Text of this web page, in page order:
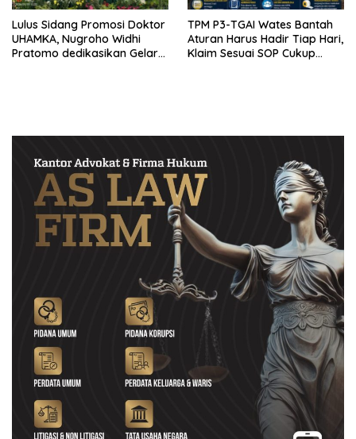
Lulus Sidang Promosi Doktor
UHAMKA, Nugroho Widhi
Pratomo dedikasikan Gelar
TPM P3-TGAI Wates Bantah
Aturan Harus Hadir Tiap Hari,
Klaim Sesuai SOP Cukup